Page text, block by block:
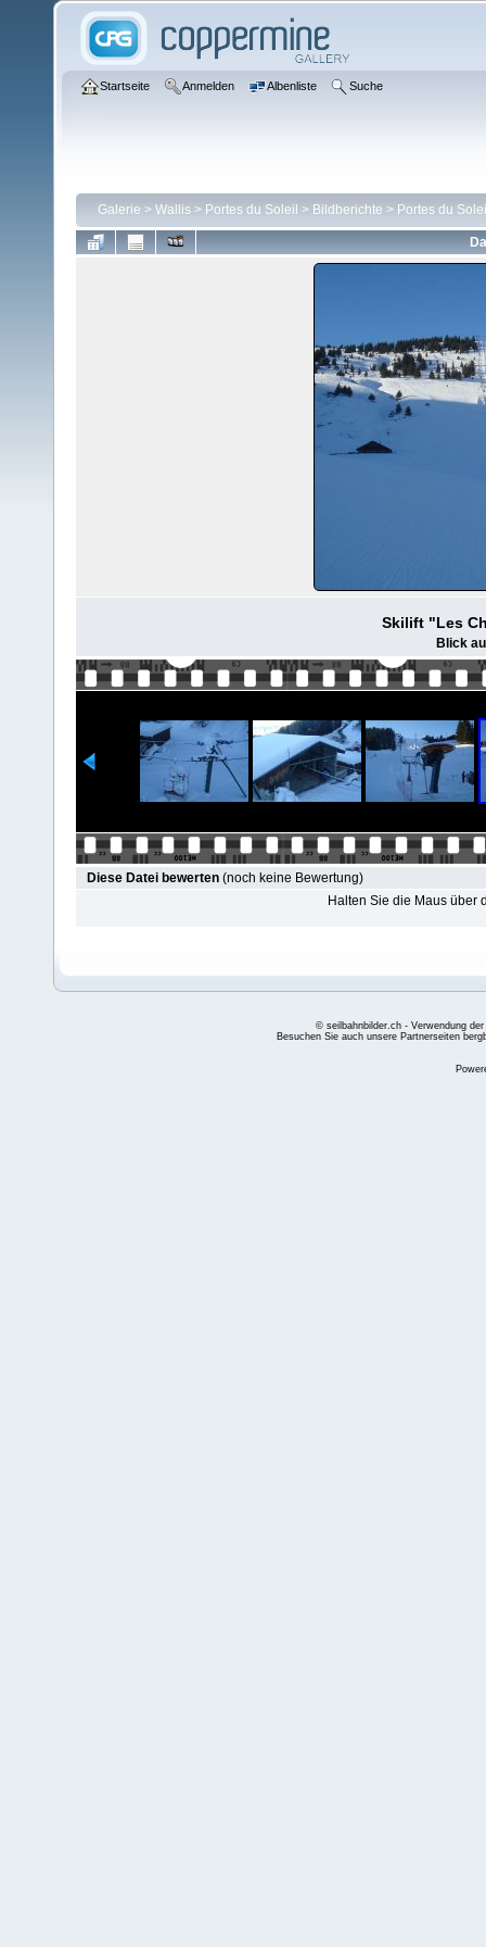
Startseite Anmelden Albenliste Suche
Galerie > Wallis > Portes du Soleil > Bildberichte > Portes du
Skilift "Les
Blick
Diese Datei bewerten (noch keine Bewertung)
Halten Sie die Maus über
© seilbahnbilder.ch - Verwendung
Besuchen Sie auch unsere Partnerseiten